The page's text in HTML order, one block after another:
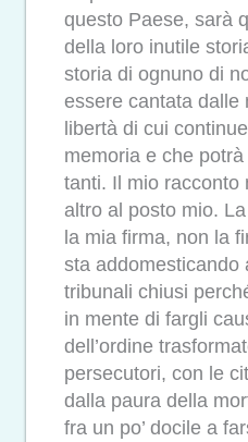
questo Paese, sarà
della loro inutile
storia di ognuno di
essere cantata dalle
libertà di cui
memoria e che
tanti. Il mio racconto
altro al posto mio.
la mia firma, non la
sta addomesticando
tribunali chiusi
in mente di fargli
dell’ordine
persecutori, con le
dalla paura della
fra un po’ docile a